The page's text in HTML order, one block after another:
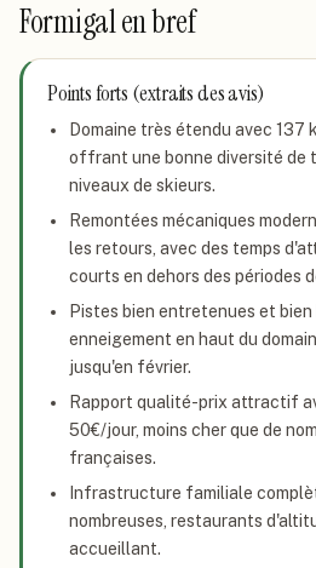
Formigalen bref
Points forts (extraits des avis)
Domaine très étendu avec 137
offrant une bonne diversité de
niveaux de skieurs.
Remontées mécaniques
les retours, avec des temps
courts en dehors des périodes
Pistes bien entretenues et bien
enneigement en haut du
jusqu'en février.
Rapport qualité-prix attractif
50€/jour, moins cher que de
françaises.
Infrastructure familiale
nombreuses, restaurants
accueillant.